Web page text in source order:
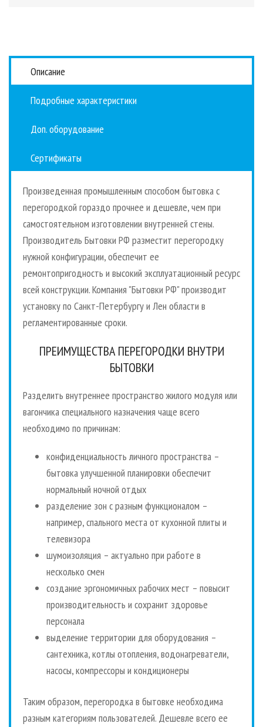
Описание
Подробные характеристики
Доп. оборудование
Сертификаты
Произведенная промышленным способом бытовка с
перегородкой гораздо прочнее и дешевле, чем при
самостоятельном изготовлении внутренней стены.
Производитель Бытовки РФ разместит перегородку
нужной конфигурации, обеспечит ее
ремонтопригодность и высокий эксплуатационный ресурс
всей конструкции. Компания "Бытовки РФ" производит
установку по Санкт-Петербургу и Лен области в
регламентированные сроки.
ПРЕИМУЩЕСТВА ПЕРЕГОРОДКИ ВНУТРИ
БЫТОВКИ
Разделить внутреннее пространство жилого модуля или
вагончика специального назначения чаще всего
необходимо по причинам:
конфиденциальность личного пространства –
бытовка улучшенной планировки обеспечит
нормальный ночной отдых
разделение зон с разным функционалом –
например, спального места от кухонной плиты и
телевизора
шумоизоляция – актуально при работе в
несколько смен
создание эргономичных рабочих мест – повысит
производительность и сохранит здоровье
персонала
выделение территории для оборудования –
сантехника, котлы отопления, водонагреватели,
насосы, компрессоры и кондиционеры
Таким образом, перегородка в бытовке необходима
разным категориям пользователей. Дешевле всего ее